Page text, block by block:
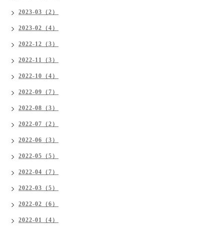
2023-03（2）
2023-02（4）
2022-12（3）
2022-11（3）
2022-10（4）
2022-09（7）
2022-08（3）
2022-07（2）
2022-06（3）
2022-05（5）
2022-04（7）
2022-03（5）
2022-02（6）
2022-01（4）